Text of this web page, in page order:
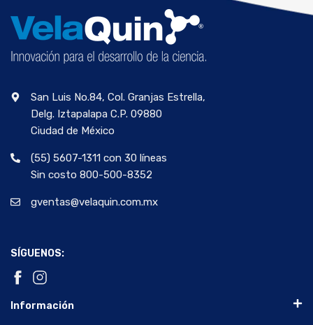
San Luis No.84, Col. Granjas Estrella,
Delg. Iztapalapa C.P. 09880
Ciudad de México
(55) 5607-1311 con 30 líneas
Sin costo 800-500-8352
gventas@velaquin.com.mx
SÍGUENOS:
Información